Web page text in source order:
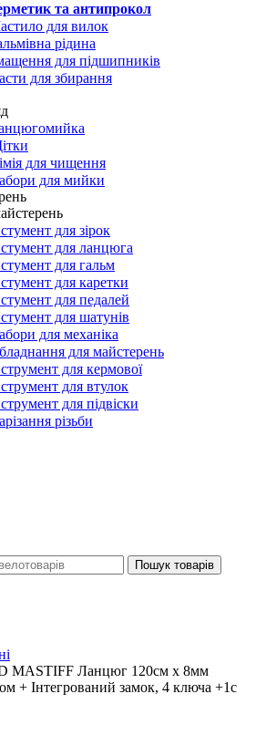
та антипрокол
для вилок
рідина
для підшипників
для збирання
для чищення
для мийки
для зірок
для ланцюга
для гальм
для каретки
для педалей
для шатунів
для механіка
для майстерень
для кермової
для втулок
для підвіски
різьби
Пошук товарів
MASTIFF Ланцюг 120cм x 8мм
+ Інтегрований замок, 4 ключа +1с